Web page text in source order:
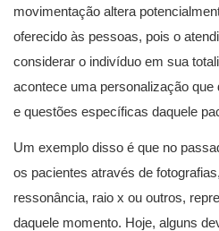
movimentação altera
oferecido às pessoas, pois o
considerar o indivíduo em sua
acontece uma personalização
e questões específicas daquele
Um exemplo disso é que no
os pacientes através de
ressonância, raio x ou outros,
daquele momento. Hoje, alguns